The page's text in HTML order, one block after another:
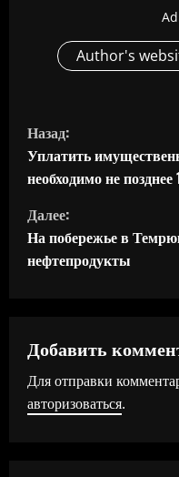
Author's
П
р
о
д
о
ж
и
Назад:
Уплатить
необходимо не
Далее:
На побережье в
нефтепродукты
Добавить
Для отправки
авторизоваться.